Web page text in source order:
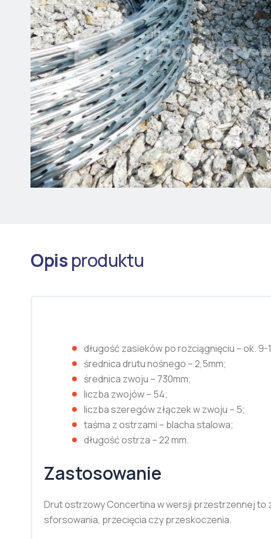
Opisproduktu
długość zasieków po rozciągnięciu – ok. 9-
średnica drutu nośnego – 2,5mm;
średnica zwoju – 730mm;
liczba zwojów – 54;
liczba szeregów złączek w zwoju – 5;
taśma z ostrzami – blacha stalowa;
długość ostrza – 22 mm.
Zastosowanie
Drut ostrzowy Concertina w wersji przestrzennej to
sforsowania, przecięcia czy przeskoczenia.